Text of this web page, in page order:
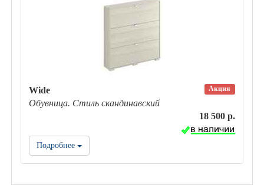
Акция
Wide
Обувница. Стиль скандинавский
18 500 р.
Подробнее